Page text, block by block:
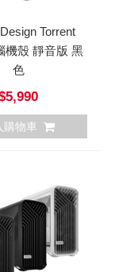
Torrent
機殼 靜音版 黑
色
購物車